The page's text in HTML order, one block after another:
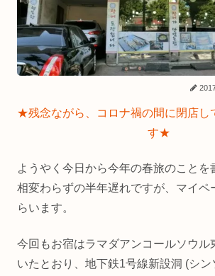
★残念ながら、コロナ禍の間に閉店し
す★
ようやく今日から今年の春旅のことを
相変わらずの半年遅れですが、マイペ
らいます。
今回もお宿はラマダアンコールソウル
いたとおり、地下鉄1号線新設洞 (シン